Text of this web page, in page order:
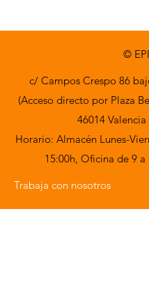
©
c/ Campos Crespo 86
(Acceso directo por Plaza
46014 Valencia
Horario: Almacén Lunes-
15:00h, Oficina de 9 a
Trabaja con nosotros